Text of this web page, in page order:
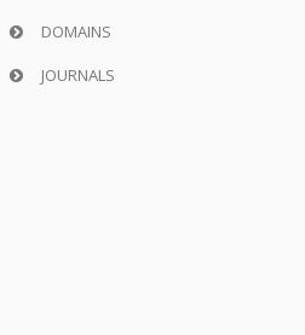
DOMAINS
JOURNALS